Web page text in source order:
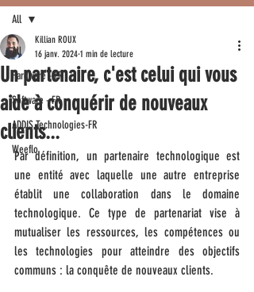
All
Hardware - FR
Software - FR
ADDIS Technologies-FR
Weeflo
All
Un partenaire, c'est celui qui vous
aide à conquérir de nouveaux
clients...
Killian ROUX
16 janv. 2024 1 min de lecture
Par définition, un partenaire technologique est
une entité avec laquelle une autre entreprise
établit une collaboration dans le domaine
technologique. Ce type de partenariat vise à
mutualiser les ressources, les compétences ou
les technologies pour atteindre des objectifs
communs : la conquête de nouveaux clients.